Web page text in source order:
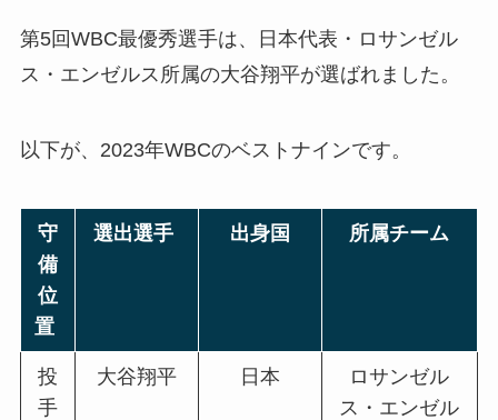
第5回WBC最優秀選手は、日本代表・ロサンゼル
ス・エンゼルス所属の大谷翔平が選ばれました。
以下が、2023年WBCのベストナインです。
守
備
位
置
選出選手 出身国 所属チーム
投
手
大谷翔平 日本
ロサンゼル
ス・エンゼル